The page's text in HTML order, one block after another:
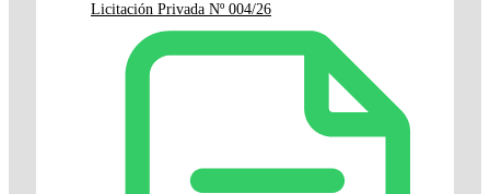
Licitación Privada Nº 004/26